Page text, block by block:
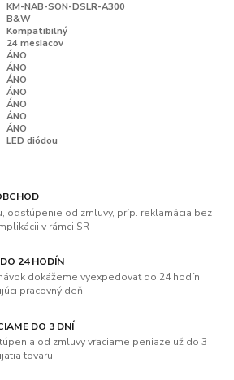
KM-NAB-SON-DSLR-A300
B&W
Kompatibilný
24 mesiacov
ÁNO
ÁNO
ÁNO
ÁNO
ÁNO
ÁNO
ÁNO
LED diódou
odstúpenie od zmluvy, príp. reklamácia bez
v rámci SR
24 HODÍN
dokážeme vyexpedovať do 24 hodín,
pracovný deň
DO 3 DNÍ
od zmluvy vraciame peniaze už do 3
tovaru